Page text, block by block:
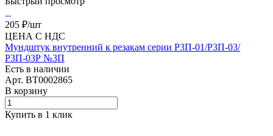
205 ₽/шт
ЦЕНА С НДС
Мундштук внутренний к резакам серии Р3П-01/Р3П-03/
Р3П-03Р №3П
Есть в наличии
Арт. BT0002865
В корзину
Купить в 1 клик